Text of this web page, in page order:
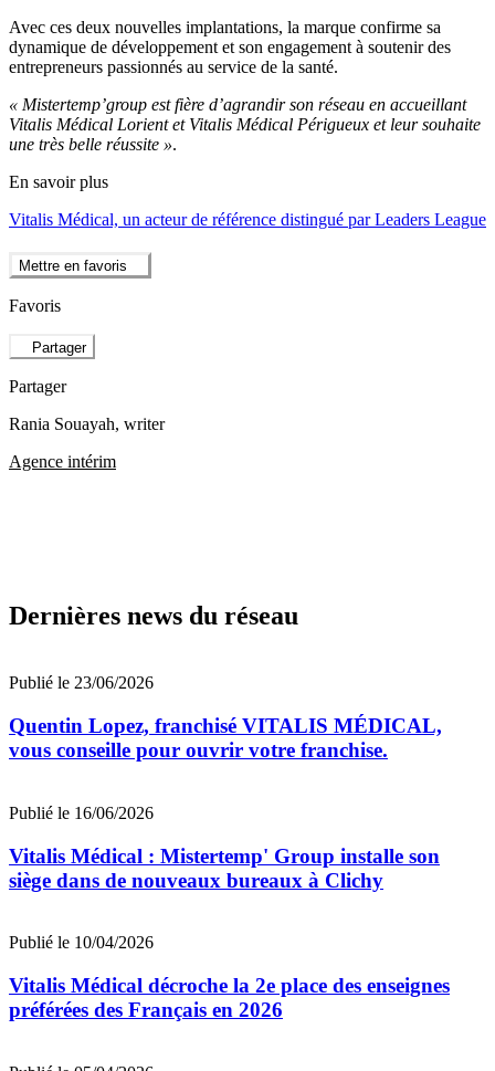
Avec ces deux nouvelles implantations, la marque confirme sa
dynamique de développement et son engagement à soutenir des
entrepreneurs passionnés au service de la santé.
« Mistertemp’group est fière d’agrandir son réseau en accueillant
Vitalis Médical Lorient et Vitalis Médical Périgueux et leur souhaite
une très belle réussite ».
En savoir plus
Vitalis Médical, un acteur de référence distingué par Leaders League
Mettre en favoris
Favoris
Partager
Partager
Rania Souayah, writer
Agence intérim
Dernières news du réseau
Publié le 23/06/2026
Quentin Lopez, franchisé VITALIS MÉDICAL,
vous conseille pour ouvrir votre franchise.
Publié le 16/06/2026
Vitalis Médical : Mistertemp' Group installe son
siège dans de nouveaux bureaux à Clichy
Publié le 10/04/2026
Vitalis Médical décroche la 2e place des enseignes
préférées des Français en 2026